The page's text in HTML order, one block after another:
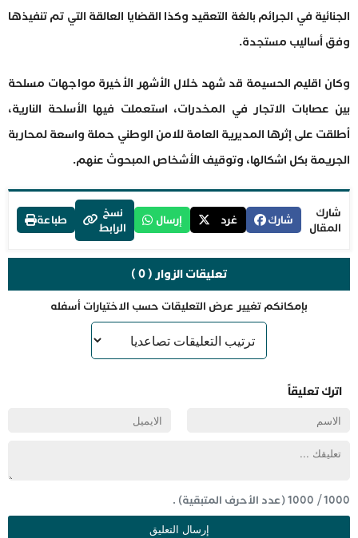
الجنائية في الجرائم بالغة التعقيد وكذا القضايا العالقة التي تم تنفيذها
وفق أساليب مستجدة.
وكان اقليم الحسيمة قد شهد خلال الأشهر الأخيرة مواجهات مسلحة
بين عصابات الاتجار في المخدرات، استعملت فيها الأسلحة النارية،
أطلقت على إثرها المديرية العامة للامن الوطني حملة واسعة لمحاربة
الجريمة بكل اشكالها، وتوقيف الأشخاص المبحوث عنهم.
شارك
المقال
شارك غرد إرسال
نسخ
الرابط
طباعة
تعليقات الزوار ( 0 )
بإمكانكم تغيير عرض التعليقات حسب الاختيارات أسفله
اترك تعليقاً
1000
/
1000(عدد الأحرف المتبقية) .